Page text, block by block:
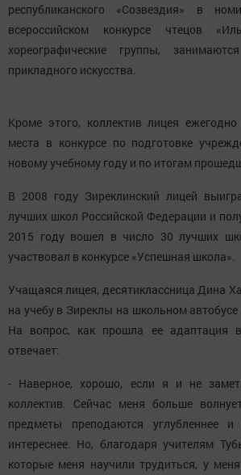
республиканского «Созвездия» в
всероссийском конкурсе чтецов
хореографические группы,
прикладного искусства.
Кроме этого, коллектив лицея
места в конкурсе по подготовке
новому учебному году и по итогам
В 2008 году Зиреклинский лицей
лучших школ Российской Федерации и
2015 году вошел в число 30 лучших
участвовал в конкурсе «Успешная школа».
Учащаяся лицея, десятиклассница Дина
на учебу в Зиреклы на школьном автобусе
На вопрос, как прошла ее адаптация
отвечает:
- Наверное, хорошо, если я и не
коллектив. Сейчас меня больше
предметы преподаются углубленнее и
интереснее. Но, благодаря учителям
которые меня научили трудиться, у меня